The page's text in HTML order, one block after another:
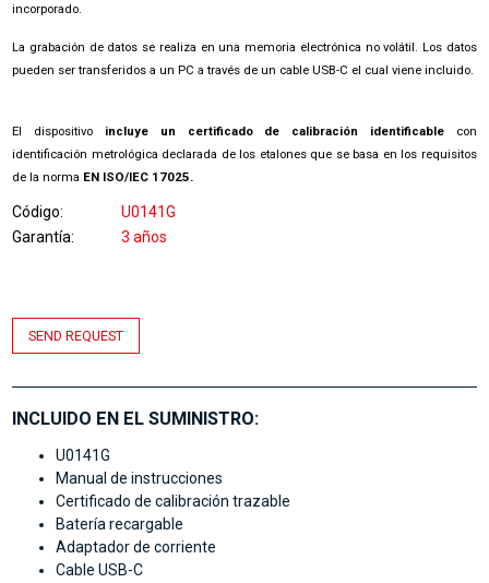
incorporado.
La grabación de datos se realiza en una memoria electrónica no volátil. Los datos
pueden ser transferidos a un PC a través de un cable USB-C el cual viene incluido.
El dispositivo incluye un certificado de calibración identificablecon
identificación metrológica declarada de los etalones que se basa en los requisitos
de la norma EN ISO/IEC 17025.
Código
U0141G
Garantía
3 años
SEND REQUEST
INCLUIDO EN EL SUMINISTRO:
U0141G
Manual de instrucciones
Certificado de calibración trazable
Batería recargable
Adaptador de corriente
Cable USB-C